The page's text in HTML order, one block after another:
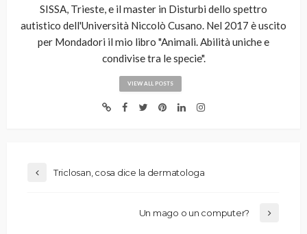
SISSA, Trieste, e il master in Disturbi dello spettro
autistico dell'Università Niccolò Cusano. Nel 2017 è uscito
per Mondadori il mio libro "Animali. Abilità uniche e
condivise tra le specie".
VIEW ALL POSTS
Triclosan, cosa dice la dermatologa
Un mago o un computer?